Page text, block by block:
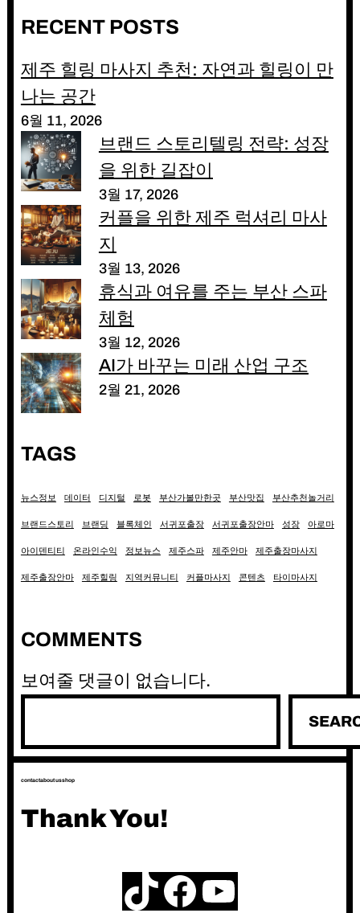
RECENT POSTS
제주 힐링 마사지 추천: 자연과 힐링이 만
나는 공간
6월 11, 2026
브랜드 스토리텔링 전략: 성장
을 위한 길잡이
3월 17, 2026
커플을 위한 제주 럭셔리 마사
지
3월 13, 2026
휴식과 여유를 주는 부산 스파
체험
3월 12, 2026
AI가 바꾸는 미래 산업 구조
2월 21, 2026
TAGS
뉴스정보 데이터 디지털 로봇 부산가볼만한곳 부산맛집 부산추천놀거리
브랜드스토리 브랜딩 블록체인 서귀포출장 서귀포출장안마 성장 아로마
아이덴티티 온라인수익 정보뉴스 제주스파 제주안마 제주출장마사지
제주출장안마 제주힐링 지역커뮤니티 커플마사지 콘텐츠 타이마사지
COMMENTS
보여줄 댓글이 없습니다.
contactabout usshop
Thank You!
TikTok Facebook YouTube